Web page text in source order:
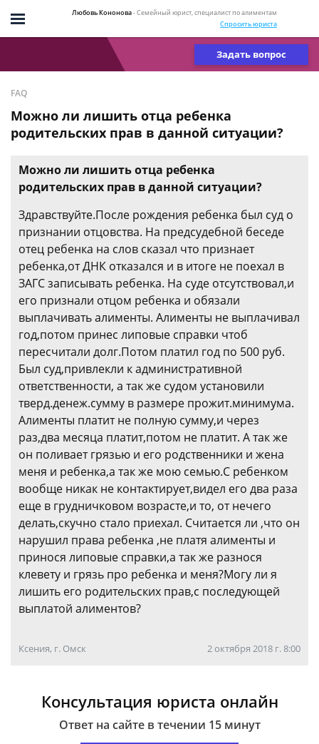
Любовь Кононова- Семейный юрист, специалист по алиментам
Спросить юриста
Задать вопрос
FAQ
Можно ли лишить отца ребенка
родительских прав в данной ситуации?
Можно ли лишить отца ребенка
родительских прав в данной ситуации?
Здравствуйте.После рождения ребенка был суд о
признании отцовства. На предсудебной беседе
отец ребенка на слов сказал что признает
ребенка,от ДНК отказался и в итоге не поехал в
ЗАГС записывать ребенка. На суде отсутствовал,и
его признали отцом ребенка и обязали
выплачивать алименты. Алименты не выплачивал
год,потом принес липовые справки чтоб
пересчитали долг.Потом платил год по 500 руб.
Был суд,привлекли к административной
ответственности, а так же судом установили
тверд.денеж.сумму в размере прожит.минимума.
Алименты платит не полную сумму,и через
раз,два месяца платит,потом не платит. А так же
он поливает грязью и его родственники и жена
меня и ребенка,а так же мою семью.С ребенком
вообще никак не контактирует,видел его два раза
еще в грудничковом возрасте,и то, от нечего
делать,скучно стало приехал. Считается ли ,что он
нарушил права ребенка ,не платя алименты и
принося липовые справки,а так же разнося
клевету и грязь про ребенка и меня?Могу ли я
лишить его родительских прав,с последующей
выплатой алиментов?
Ксения, г. Омск 2 октября 2018 г. 8:00
Консультация юриста онлайн
Ответ на сайте в течении 15 минут